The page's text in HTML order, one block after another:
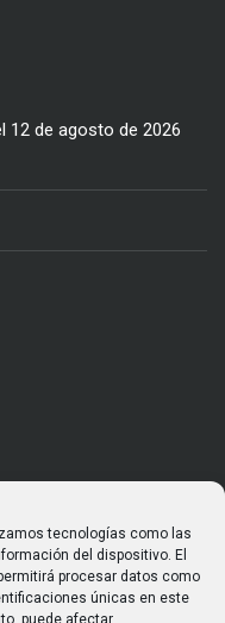
tecnologías como las
del dispositivo. El
procesar datos como
únicas en este
puede afectar
12 de agosto de 2026